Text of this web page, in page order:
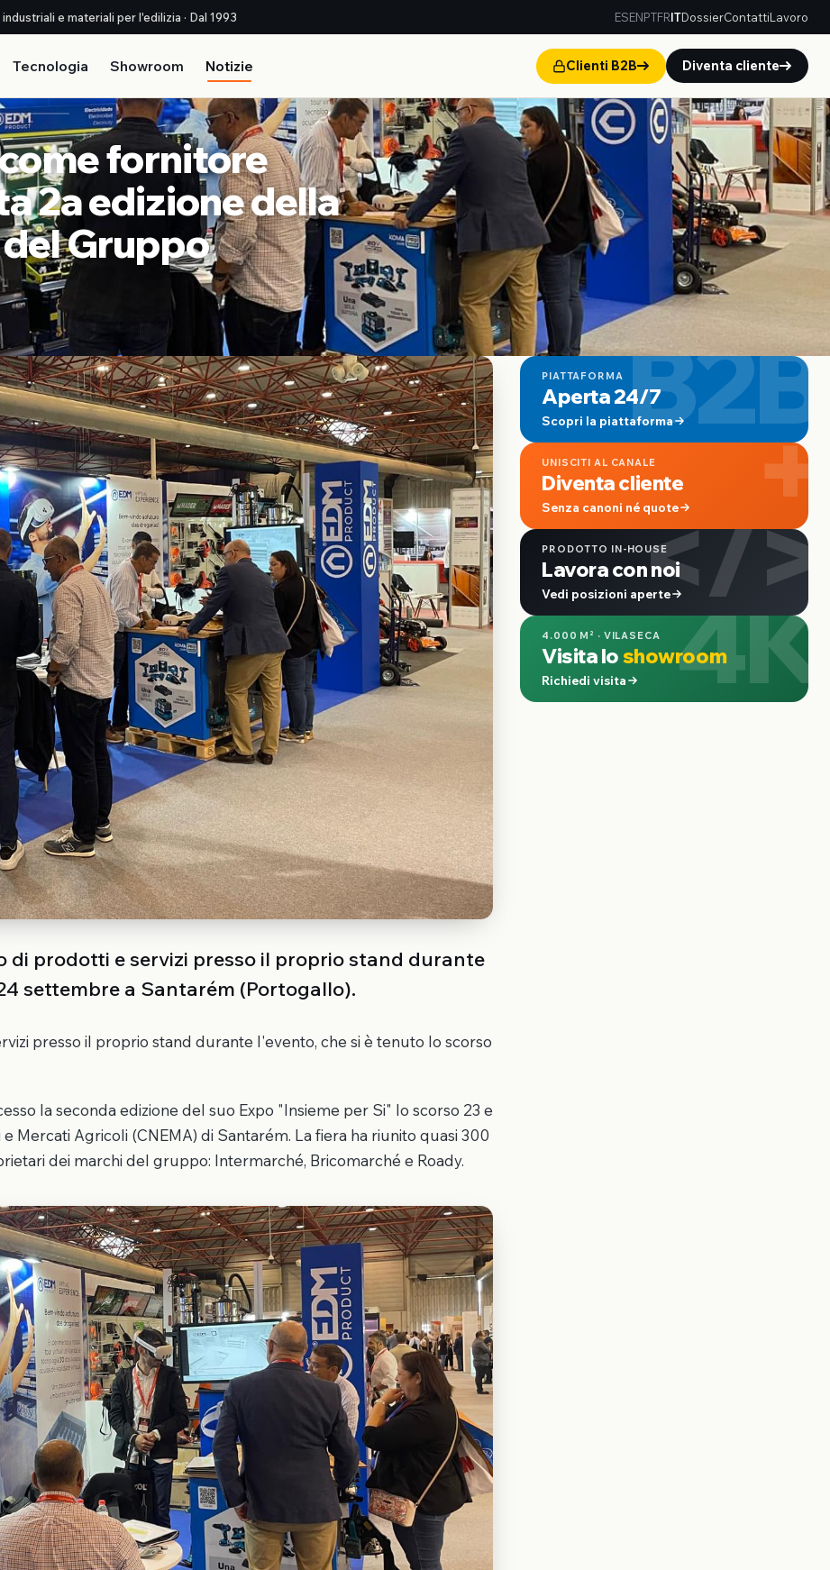
e materiali per l'edilizia · Dal 1993 ESENPTFRITDossierContattiLavoro
Tecnologia Showroom Notizie Clienti B2B Diventa cliente
fornitore
2a edizione della
Gruppo
di prodotti e servizi presso il proprio stand durante
settembre a Santarém (Portogallo).
presso il proprio stand durante l'evento, che si è tenuto lo scorso
la seconda edizione del suo Expo "Insieme per Si" lo scorso 23 e
Mercati Agricoli (CNEMA) di Santarém. La fiera ha riunito quasi 300
dei marchi del gruppo: Intermarché, Bricomarché e Roady.
B2B
PIATTAFORMA
Aperta 24/7
Scopri la piattaforma +
UNISCITI AL CANALE
Diventa cliente
Senza canoni né quote</>
PRODOTTO IN-HOUSE
Lavora con noi
Vedi posizioni aperte 4K
4.000 M² · VILASECA
Visita loshowroom
Richiedi visita